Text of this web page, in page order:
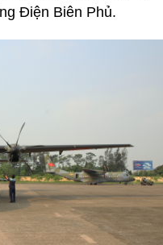
Điện Biên Phủ.